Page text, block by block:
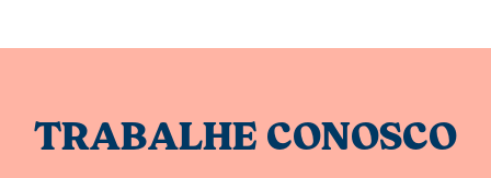
TRABALHE CONOSCO